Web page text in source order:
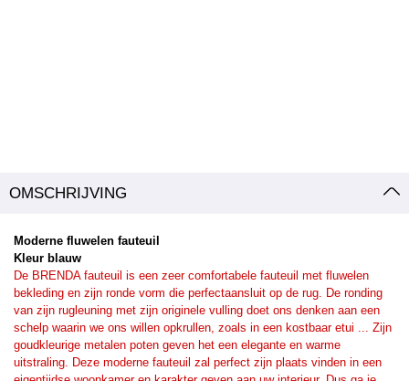
OMSCHRIJVING
Moderne fluwelen fauteuil
Kleur blauw
De BRENDA fauteuil is een zeer comfortabele fauteuil met fluwelen
bekleding en zijn ronde vorm die perfectaansluit op de rug. De ronding
van zijn rugleuning met zijn originele vulling doet ons denken aan een
schelp waarin we ons willen opkrullen, zoals in een kostbaar etui ... Zijn
goudkleurige metalen poten geven het een elegante en warme
uitstraling. Deze moderne fauteuil zal perfect zijn plaats vinden in een